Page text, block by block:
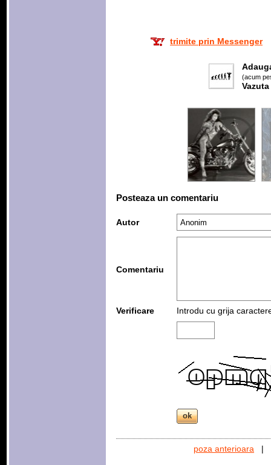
trimite prin Messenger
(acum
Vazuta
Posteaza un comentariu
Autor
Comentariu
Verificare Introdu cu grija
poza anterioara |